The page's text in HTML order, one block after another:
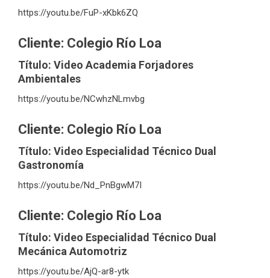
https://youtu.be/FuP-xKbk6ZQ
Cliente: Colegio Río Loa
Título: Video Academia Forjadores
Ambientales
https://youtu.be/NCwhzNLmvbg
Cliente: Colegio Río Loa
Título: Video Especialidad Técnico Dual
Gastronomía
https://youtu.be/Nd_PnBgwM7I
Cliente: Colegio Río Loa
Título: Video Especialidad Técnico Dual
Mecánica Automotriz
https://youtu.be/AjQ-ar8-ytk